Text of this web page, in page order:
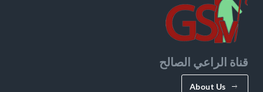
قناة الراعي الصالح
About Us